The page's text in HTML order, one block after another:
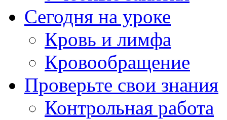
Сегодня на уроке
Кровь и лимфа
Кровообращение
Проверьте свои знания
Контрольная работа